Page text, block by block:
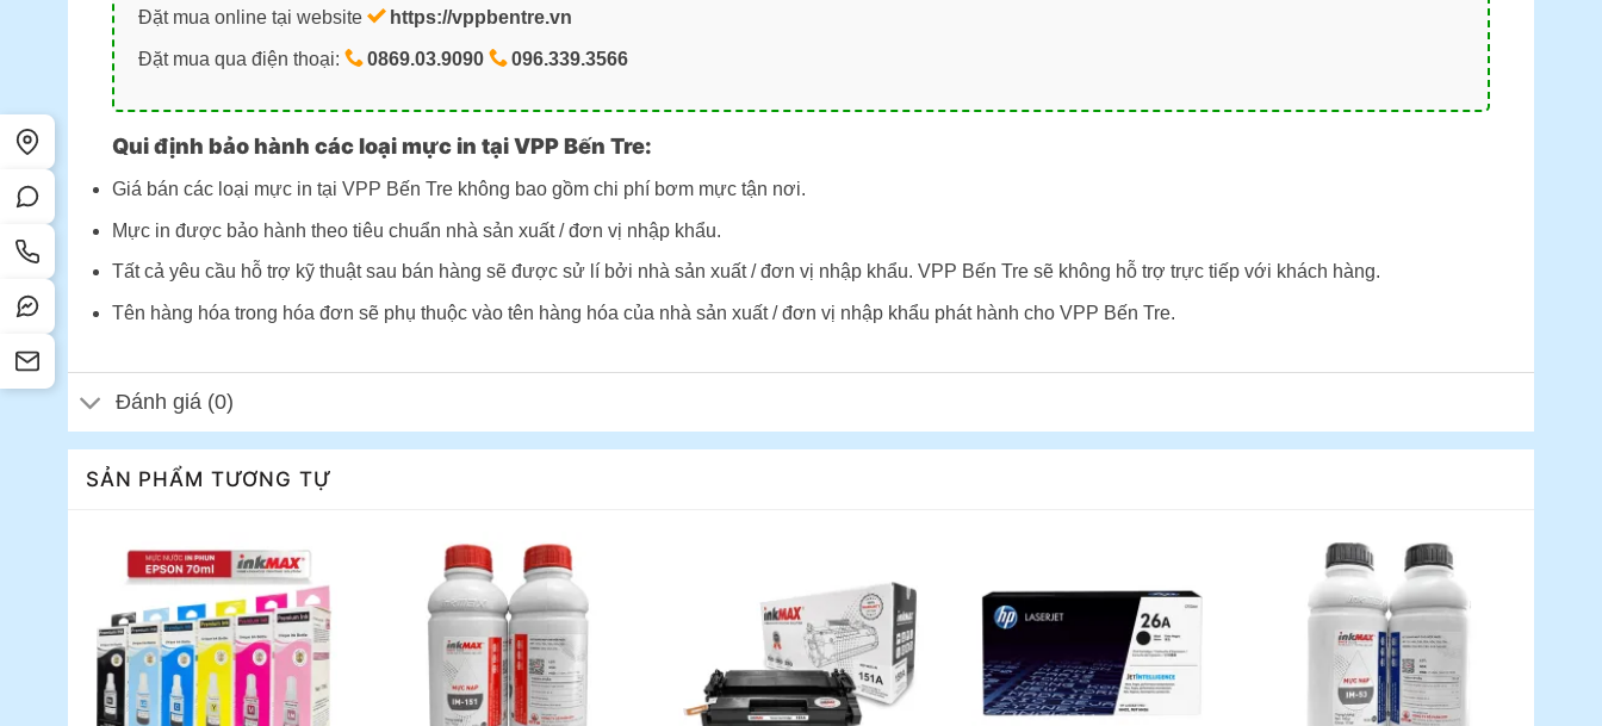
Đặt mua online tại website https://vppbentre.vn
Đặt mua qua điện thoại: 0869.03.9090 096.339.3566
Qui định bảo hành các loại mực in tại VPP Bến Tre:
Giá bán các loại mực in tại VPP Bến Tre không bao gồm chi phí bơm mực tận nơi.
Mực in được bảo hành theo tiêu chuẩn nhà sản xuất / đơn vị nhập khẩu.
Tất cả yêu cầu hỗ trợ kỹ thuật sau bán hàng sẽ được sử lí bởi nhà sản xuất / đơn vị nhập khẩu. VPP Bến Tre sẽ không hỗ trợ trực tiếp với khách hàng.
Tên hàng hóa trong hóa đơn sẽ phụ thuộc vào tên hàng hóa của nhà sản xuất / đơn vị nhập khẩu phát hành cho VPP Bến Tre.
Đánh giá (0)
SẢN PHẨM TƯƠNG TỰ